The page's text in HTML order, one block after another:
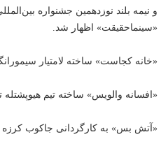
و نیمه بلند نوزدهمین جشنواره
«سینماحقیقت» اظهار شد.
«خانه کجاست» ساخته لامتیار
«افسانه والویس» ساخته تیم هیوپشتله
«آتش بس» به کارگردانی جاکوب کرزه